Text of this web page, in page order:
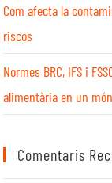
Com afecta la
riscos
Normes BRC, IFS i
alimentària en un
Comentaris